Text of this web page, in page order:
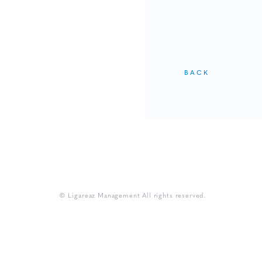
直感！推し探し
BACK
© Ligareaz Management All rights reserved.